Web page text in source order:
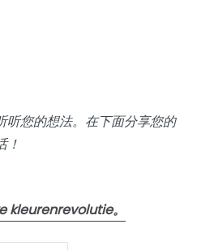
听您的想法。在下面分享您的
！
kleurenrevolutie。